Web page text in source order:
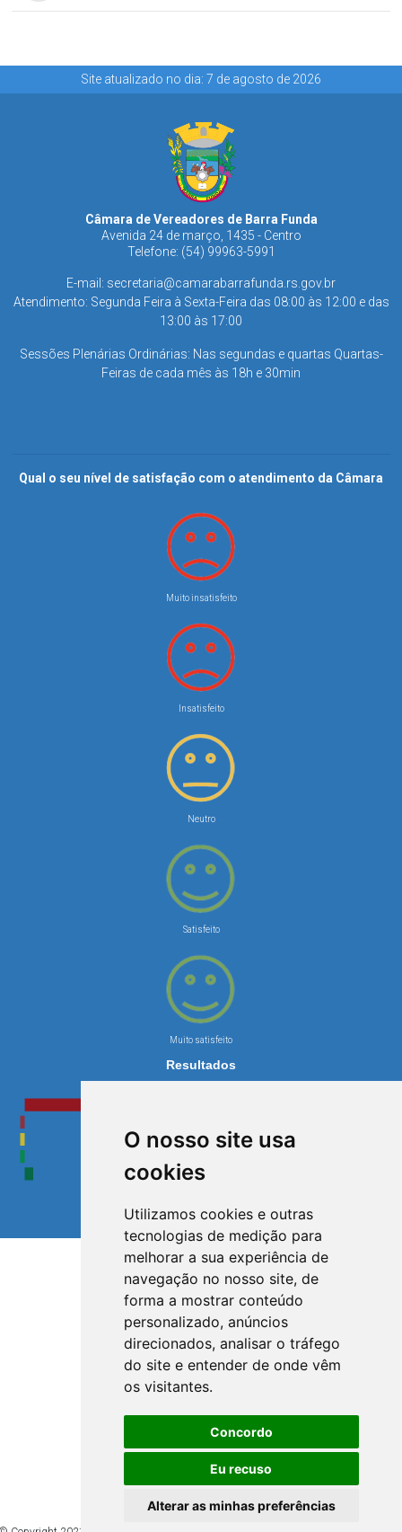
O nosso site usa
cookies
Utilizamos cookies e outras
tecnologias de medição para
melhorar a sua experiência de
navegação no nosso site, de
forma a mostrar conteúdo
personalizado, anúncios
direcionados, analisar o tráfego
do site e entender de onde vêm
os visitantes.
Concordo
Eu recuso
Alterar as minhas preferências
Site atualizado no dia: 7 de agosto de 2026
Câmara de Vereadores de Barra Funda
Avenida 24 de março, 1435 - Centro
Telefone: (54) 99963-5991
E-mail: secretaria@camarabarrafunda.rs.gov.br
Atendimento: Segunda Feira à Sexta-Feira das 08:00 às 12:00 e das
13:00 às 17:00
Sessões Plenárias Ordinárias: Nas segundas e quartas Quartas-
Feiras de cada mês às 18h e 30min
Qual o seu nível de satisfação com o atendimento da Câmara
Muito insatisfeito
Insatisfeito
Neutro
Satisfeito
Muito satisfeito
Resultados